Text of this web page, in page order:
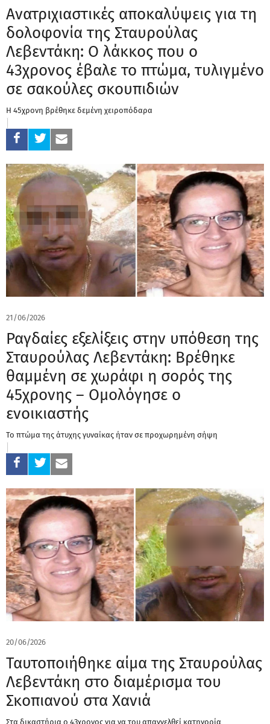
Ανατριχιαστικές αποκαλύψεις για τη
δολοφονία της Σταυρούλας
Λεβεντάκη: Ο λάκκος που ο
43χρονος έβαλε το πτώμα, τυλιγμένο
σε σακούλες σκουπιδιών
H 45χρονη βρέθηκε δεμένη χειροπόδαρα
21/06/2026
Ραγδαίες εξελίξεις στην υπόθεση της
Σταυρούλας Λεβεντάκη: Βρέθηκε
θαμμένη σε χωράφι η σορός της
45χρονης – Ομολόγησε ο
ενοικιαστής
Το πτώμα της άτυχης γυναίκας ήταν σε προχωρημένη σήψη
20/06/2026
Ταυτοποιήθηκε αίμα της Σταυρούλας
Λεβεντάκη στο διαμέρισμα του
Σκοπιανού στα Χανιά
Στα δικαστήρια ο 43χρονος για να του απαγγελθεί κατηγορία